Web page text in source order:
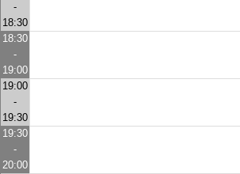
-
18:30
18:30
-
19:00
19:00
-
19:30
19:30
-
20:00